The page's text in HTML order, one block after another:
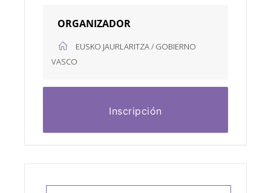
ORGANIZADOR
EUSKO JAURLARITZA / GOBIERNO
VASCO
Inscripción